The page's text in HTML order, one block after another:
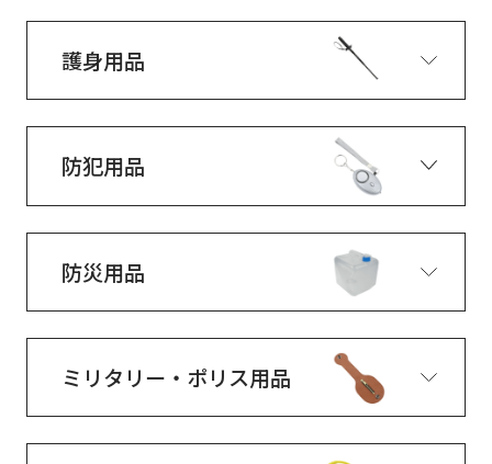
護身用品
防犯用品
防災用品
ミリタリー・ポリス用品